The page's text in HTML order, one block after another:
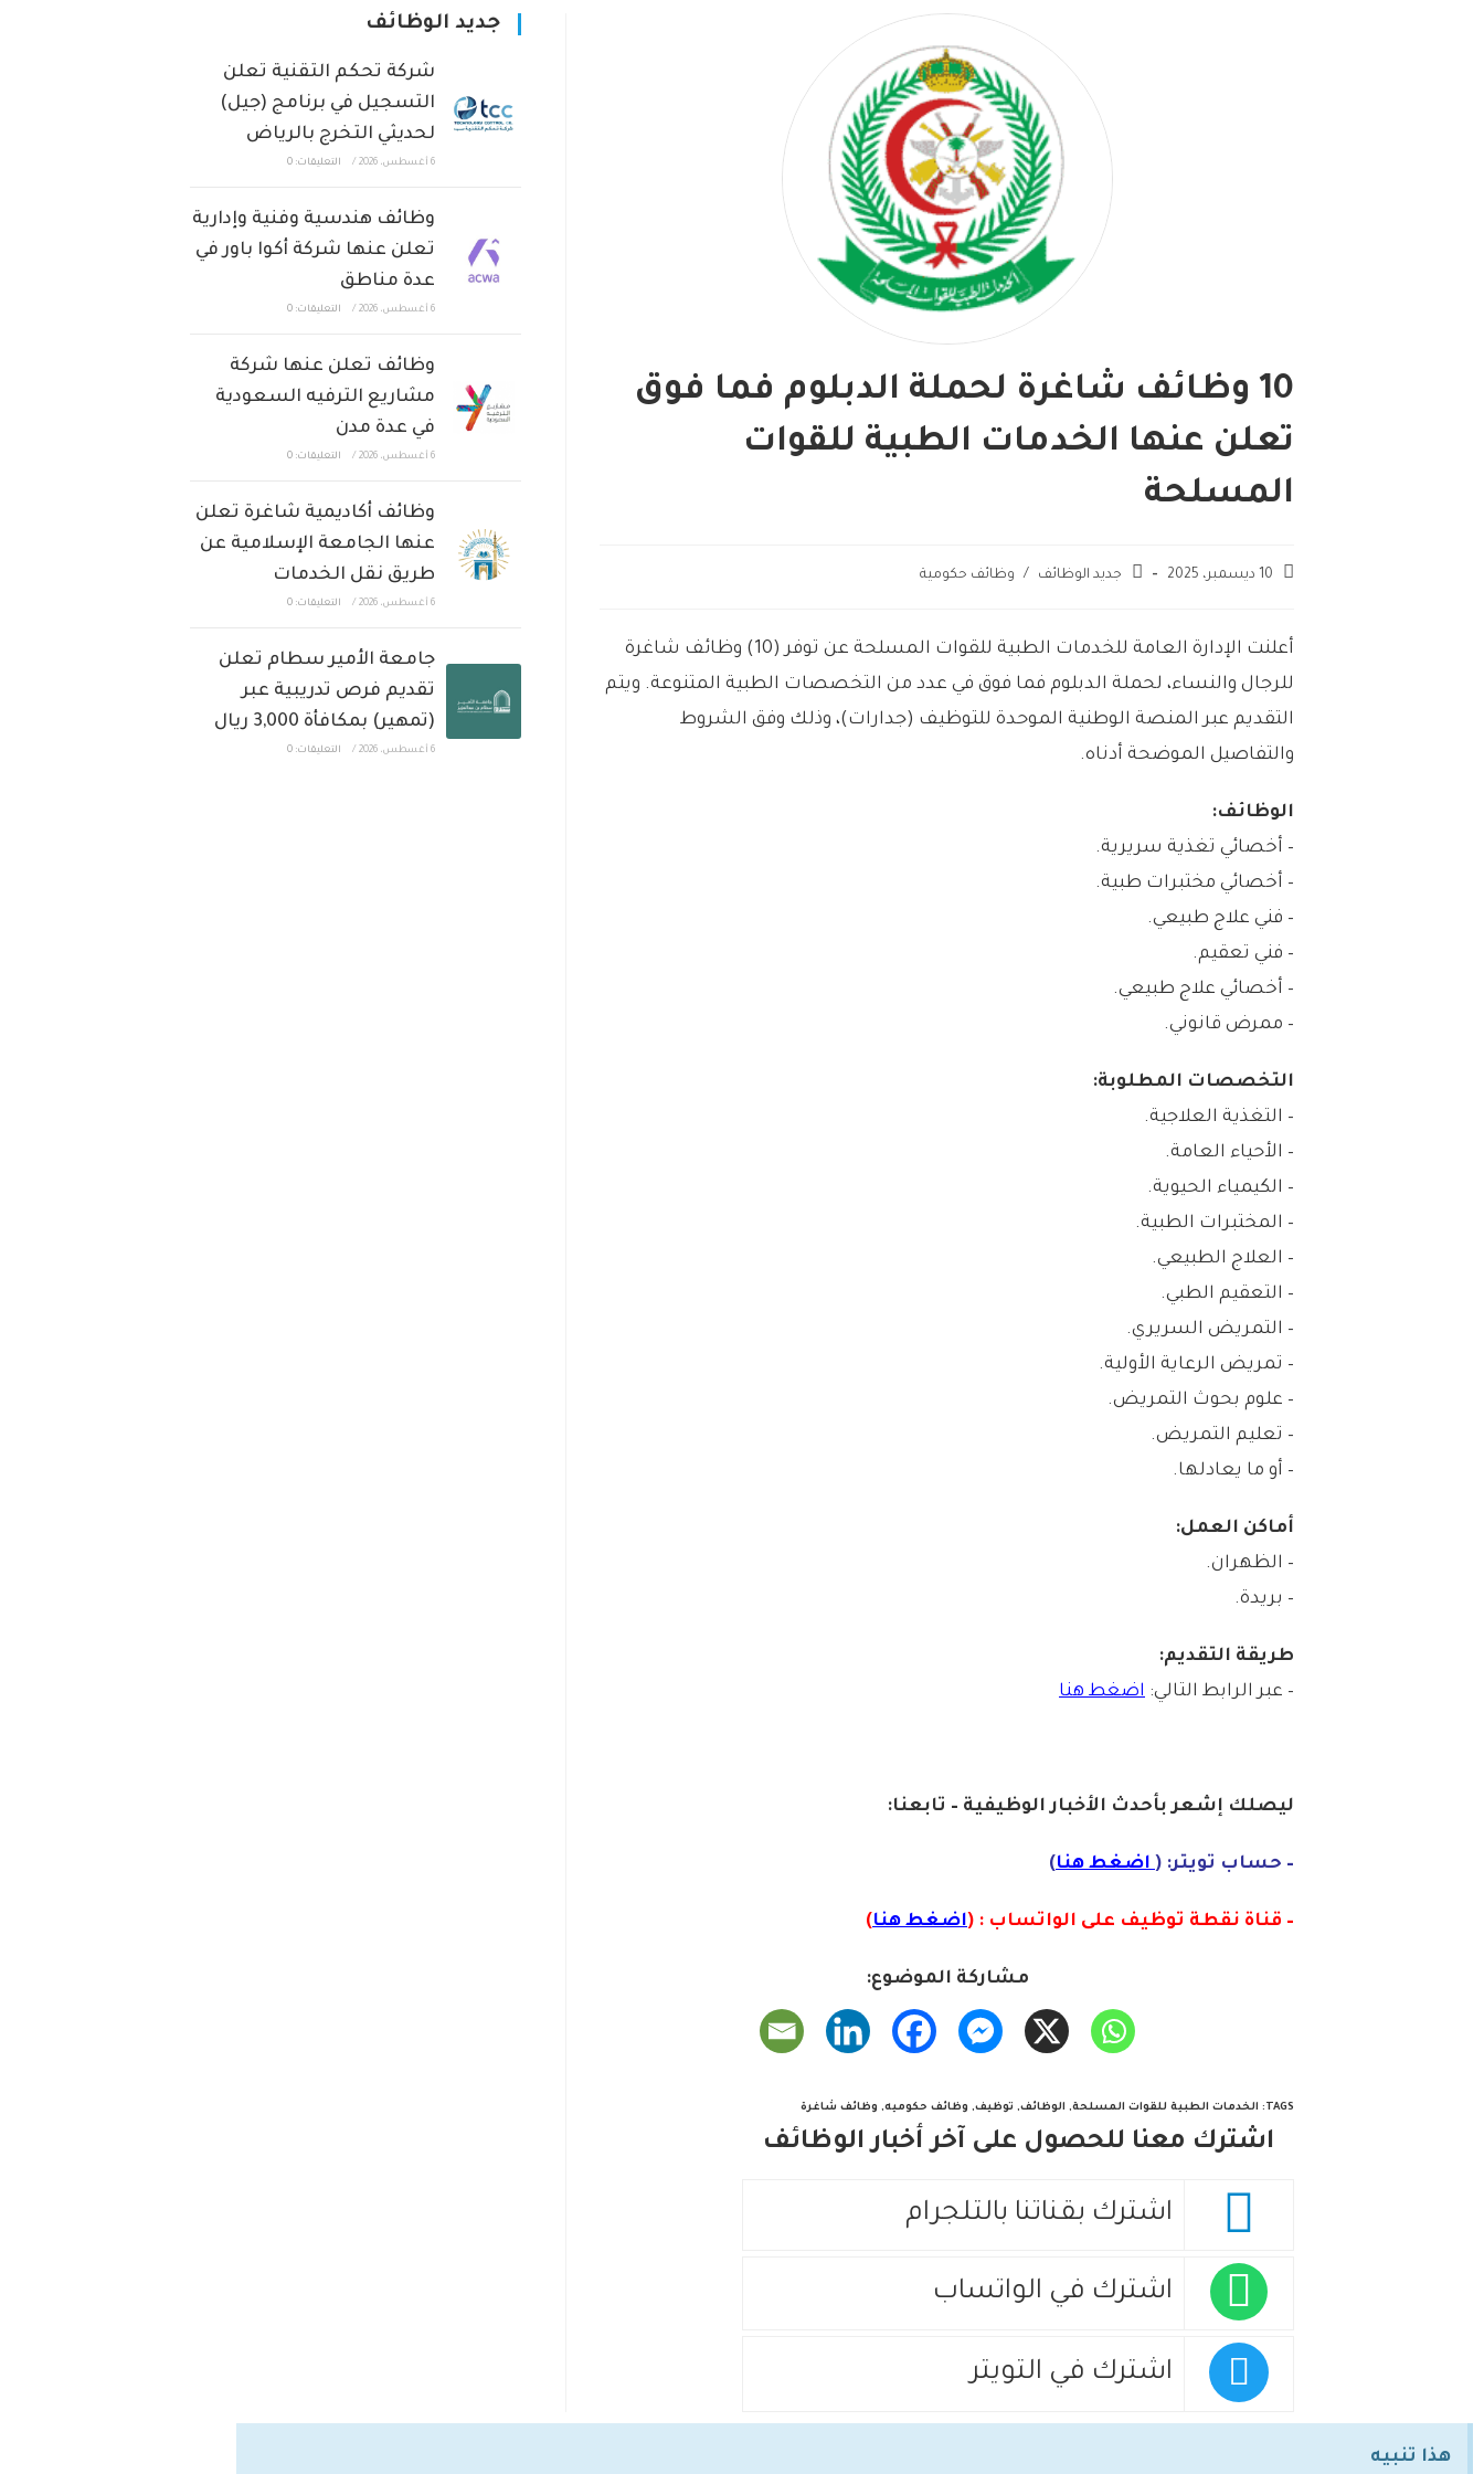
10 وظائف شاغرة لحملة الدبلوم فما فوق
تعلن عنها الخدمات الطبية للقوات
المسلحة
10 ديسمبر، 2025 جديد الوظائف / وظائف حكومية
أعلنت الإدارة العامة للخدمات الطبية للقوات المسلحة عن توفر (10) وظائف شاغرة
للرجال والنساء، لحملة الدبلوم فما فوق في عدد من التخصصات الطبية المتنوعة. ويتم
التقديم عبر المنصة الوطنية الموحدة للتوظيف (جدارات)، وذلك وفق الشروط
والتفاصيل الموضحة أدناه.
الوظائف:
– أخصائي تغذية سريرية.
– أخصائي مختبرات طبية.
– فني علاج طبيعي.
– فني تعقيم.
– أخصائي علاج طبيعي.
– ممرض قانوني.
التخصصات المطلوبة:
– التغذية العلاجية.
– الأحياء العامة.
– الكيمياء الحيوية.
– المختبرات الطبية.
– العلاج الطبيعي.
– التعقيم الطبي.
– التمريض السريري.
– تمريض الرعاية الأولية.
– علوم بحوث التمريض.
– تعليم التمريض.
– أو ما يعادلها.
أماكن العمل:
– الظهران.
– بريدة.
طريقة التقديم:
– عبر الرابط التالي: اضغط هنا
ليصلك إشعربأحدث الأخبار الوظيفية – تابعنا:
– حساب تويتر: (اضغط هنا)
– قناة نقطة توظيف على الواتساب : (اضغط هنا)
مشاركة الموضوع:
TAGS
: الخدمات الطبية للقوات المسلحة, الوظائف, توظيف, وظائف حكوميه, وظائف شاغرة
اشترك معنا للحصول على آخر أخبار الوظائف
اشترك بقناتنا بالتلجرام
اشترك في الواتساب
اشترك في التويتر
جديد الوظائف
شركة تحكم التقنية تعلن
التسجيل في برنامج (جيل)
لحديثي التخرج بالرياض
6 أغسطس، 2026 / التعليقات: 0
وظائف هندسية وفنية وإدارية
تعلن عنها شركة أكوا باور في
عدة مناطق
6 أغسطس، 2026 / التعليقات: 0
وظائف تعلن عنها شركة
مشاريع الترفيه السعودية
في عدة مدن
6 أغسطس، 2026 / التعليقات: 0
وظائف أكاديمية شاغرة تعلن
عنها الجامعة الإسلامية عن
طريق نقل الخدمات
6 أغسطس، 2026 / التعليقات: 0
جامعة الأمير سطام تعلن
تقديم فرص تدريبية عبر
(تمهير) بمكافأة 3,000 ريال
6 أغسطس، 2026 / التعليقات: 0
هذا تنبيه